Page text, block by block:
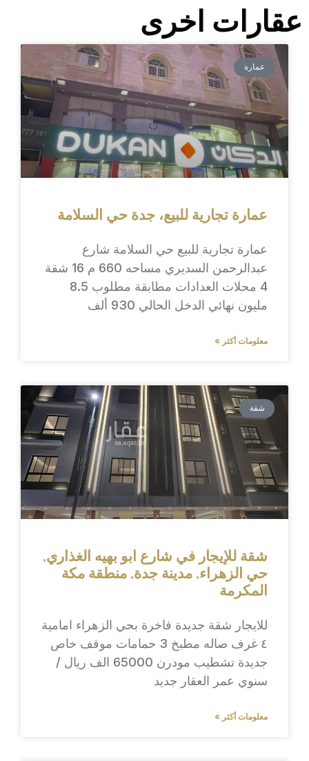
عقارات اخرى
عمارة
عمارة تجارية للبيع، جدة حي السلامة
عمارة تجارية للبيع حي السلامة شارع
عبدالرحمن السديري مساحه 660 م 16 شقة
4 محلات العدادات مطابقة مطلوب 8.5
مليون نهائي الدخل الحالي 930 ألف
معلومات أكثر »
شقة
شقة للإيجار في شارع ابو بهيه الغذاري,
حي الزهراء, مدينة جدة, منطقة مكة
المكرمة
للايجار شقة جديدة فاخرة بحي الزهراء امامية
٤ غرف صاله مطبخ 3 حمامات موقف خاص
جديدة تشطيب مودرن 65000 الف ريال /
سنوي عمر العقار جديد
معلومات أكثر »